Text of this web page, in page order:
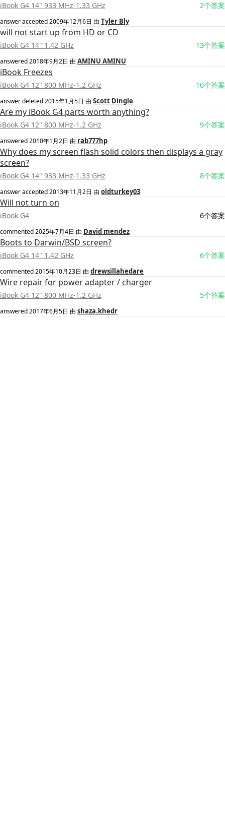
iBook G4 14" 933 MHz-1.33 GHz 2个答案
answer accepted2009年12月6日 由 Tyler Bly
will not start up from HD or CD
iBook G4 14" 1.42 GHz 13个答案
answered2018年9月2日 由 AMINU AMINU
iBook Freezes
iBook G4 12" 800 MHz-1.2 GHz 10个答案
answer deleted2015年1月5日 由 Scott Dingle
Are my iBook G4 parts worth anything?
iBook G4 12" 800 MHz-1.2 GHz 9个答案
answered2010年1月2日 由 rab777hp
Why does my screen flash solid colors then displays a gray
screen?
iBook G4 14" 933 MHz-1.33 GHz 8个答案
answer accepted2013年11月2日 由 oldturkey03
Will not turn on
iBook G4 6个答案
commented2025年7月4日 由 David mendez
Boots to Darwin/BSD screen?
iBook G4 14" 1.42 GHz 6个答案
commented2015年10月23日 由 drewsillahedare
Wire repair for power adapter / charger
iBook G4 12" 800 MHz-1.2 GHz 5个答案
answered2017年6月5日 由 shaza.khedr